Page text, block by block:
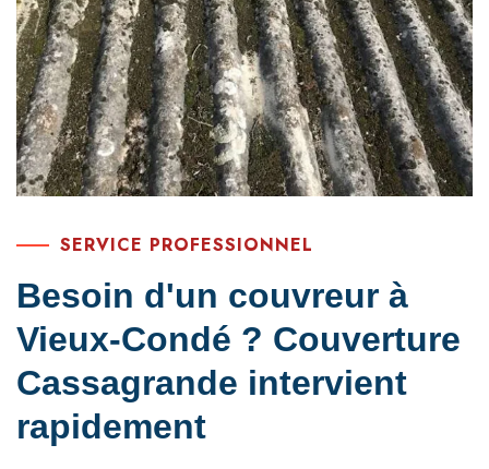
SERVICE PROFESSIONNEL
Besoin d'un couvreur à
Vieux-Condé ? Couverture
Cassagrande intervient
rapidement